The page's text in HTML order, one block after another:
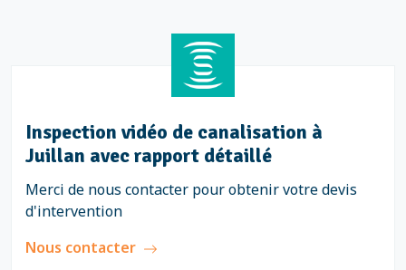
Inspection vidéo de canalisation à
Juillan avec rapport détaillé
Merci de nous contacter pour obtenir votre devis
d'intervention
Nous contacter